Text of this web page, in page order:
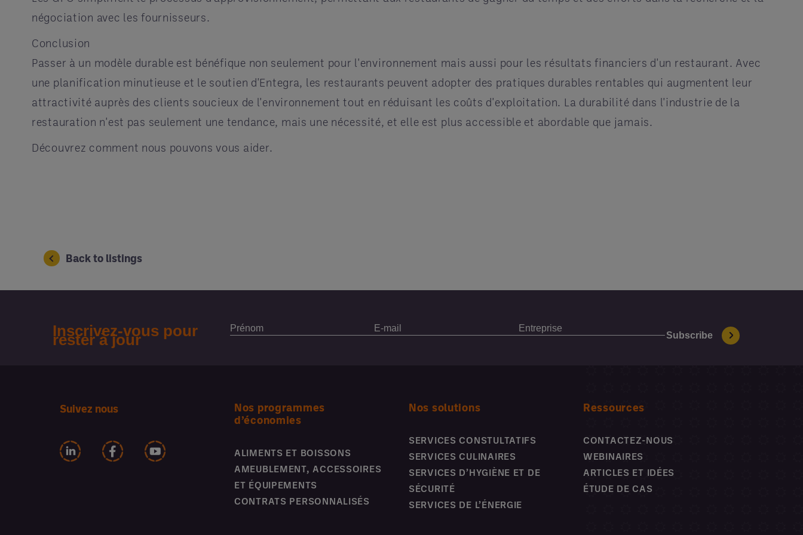
négociation avec les fournisseurs.
Conclusion
Passer à un modèle durable est bénéfique non seulement pour l'environnement mais aussi pour les résultats financiers d'un restaurant. Avec
une planification minutieuse et le soutien d'Entegra, les restaurants peuvent adopter des pratiques durables rentables qui augmentent leur
attractivité auprès des clients soucieux de l'environnement tout en réduisant les coûts d'exploitation. La durabilité dans l'industrie de la
restauration n'est pas seulement une tendance, mais une nécessité, et elle est plus accessible et abordable que jamais.
Découvrez comment nous pouvons vous aider.
Back to listings
Suivez nous
Nos programmes
d’économies
ALIMENTS ET BOISSONS
AMEUBLEMENT, ACCESSOIRES
ET ÉQUIPEMENTS
CONTRATS PERSONNALISÉS
Nos solutions
SERVICES CONSTULTATIFS
SERVICES CULINAIRES
SERVICES D’HYGIÈNE ET DE
SÉCURITÉ
SERVICES DE L’ÉNERGIE
Ressources
CONTACTEZ-NOUS
WEBINAIRES
ARTICLES ET IDÉES
ÉTUDE DE CAS